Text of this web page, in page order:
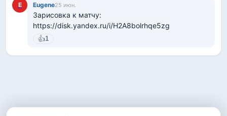
E Eugеne25 июн.
Зарисовка к матчу:
https://disk.yandex.ru/i/H2A8bolrhqe5zg
👍1